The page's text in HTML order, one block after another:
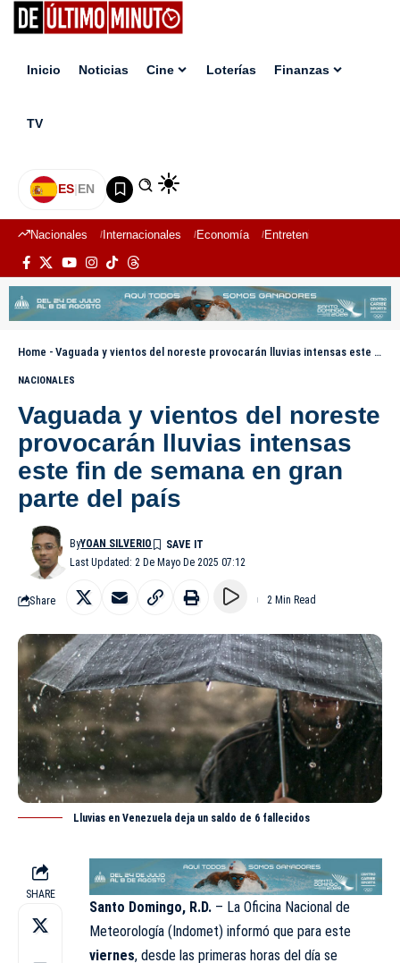
Inicio Noticias Cine Loterías Finanzas
TV
ES|EN
Nacionales Internacionales Economía Entretenimiento
Home - Vaguada y vientos del noreste provocarán lluvias intensas este fin de semana en gran parte del país
NACIONALES
Vaguada y vientos del noreste
provocarán lluvias intensas
este fin de semana en gran
parte del país
Last Updated: 2 De Mayo De 2025 07:12
ByYOAN SILVERIO
Share 2 Min Read
Lluvias en Venezuela deja un saldo de 6 fallecidos
SHARE
Santo Domingo, R.D. – La Oficina Nacional de
Meteorología (Indomet) informó que para este
viernes, desde las primeras horas del día se